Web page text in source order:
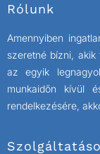
Rólunk
Amennyiben
szeretné bízni,
az egyik
munkaidőn kívül
rendelkezésére,